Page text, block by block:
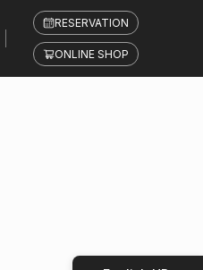
RESERVATION
ONLINE SHOP